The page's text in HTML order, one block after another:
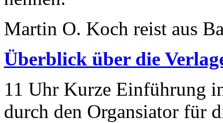
Martin O. Koch reist aus
Überblick über die
11 Uhr Kurze Einführung
durch den Organsiator für